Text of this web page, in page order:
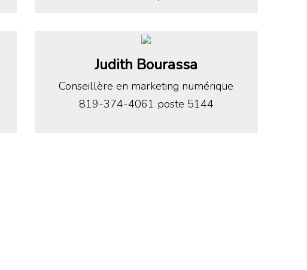
Judith Bourassa
Conseillère en marketing numérique
819-374-4061 poste 5144